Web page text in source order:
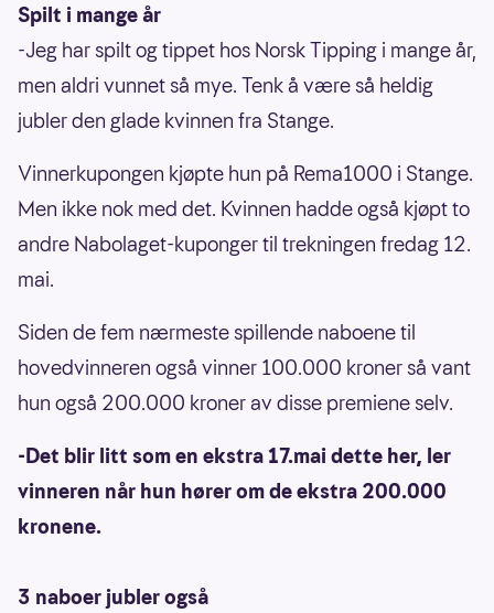
Spilt i mange år
-Jeg har spilt og tippet hos Norsk Tipping i mange år,
men aldri vunnet så mye. Tenk å være så heldig
jubler den glade kvinnen fra Stange.
Vinnerkupongen kjøpte hun på Rema1000 i Stange.
Men ikke nok med det. Kvinnen hadde også kjøpt to
andre Nabolaget-kuponger til trekningen fredag 12.
mai.
Siden de fem nærmeste spillende naboene til
hovedvinneren også vinner 100.000 kroner så vant
hun også 200.000 kroner av disse premiene selv.
-Det blir litt som en ekstra 17.mai dette her, ler
vinneren når hun hører om de ekstra 200.000
kronene.
3 naboer jubler også